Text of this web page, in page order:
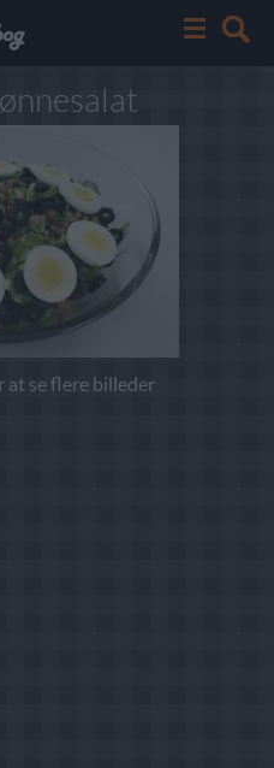
at se flere billeder